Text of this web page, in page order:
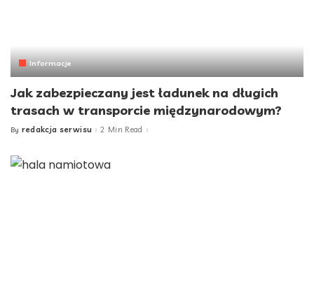
Informacje
Jak zabezpieczany jest ładunek na długich
trasach w transporcie międzynarodowym?
Posted
By redakcja serwisu 2 Min Read